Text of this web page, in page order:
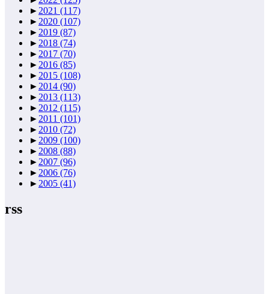
► 2021 (117)
► 2020 (107)
► 2019 (87)
► 2018 (74)
► 2017 (70)
► 2016 (85)
► 2015 (108)
► 2014 (90)
► 2013 (113)
► 2012 (115)
► 2011 (101)
► 2010 (72)
► 2009 (100)
► 2008 (88)
► 2007 (96)
► 2006 (76)
► 2005 (41)
rss